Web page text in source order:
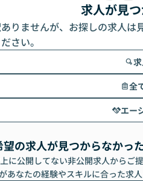
求人が見
りませんが、お探しの求人は
さい。
全
エー
望の求人が見つからなかっ
に公開してない非公開求人からご
あなたの経験やスキルに合った求